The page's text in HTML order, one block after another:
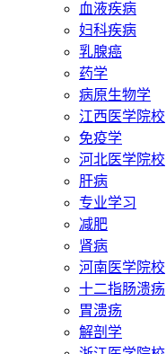
血液疾病
妇科疾病
乳腺癌
药学
病原生物学
江西医学院校
免疫学
河北医学院校
肝病
专业学习
减肥
肾病
河南医学院校
十二指肠溃疡
胃溃疡
解剖学